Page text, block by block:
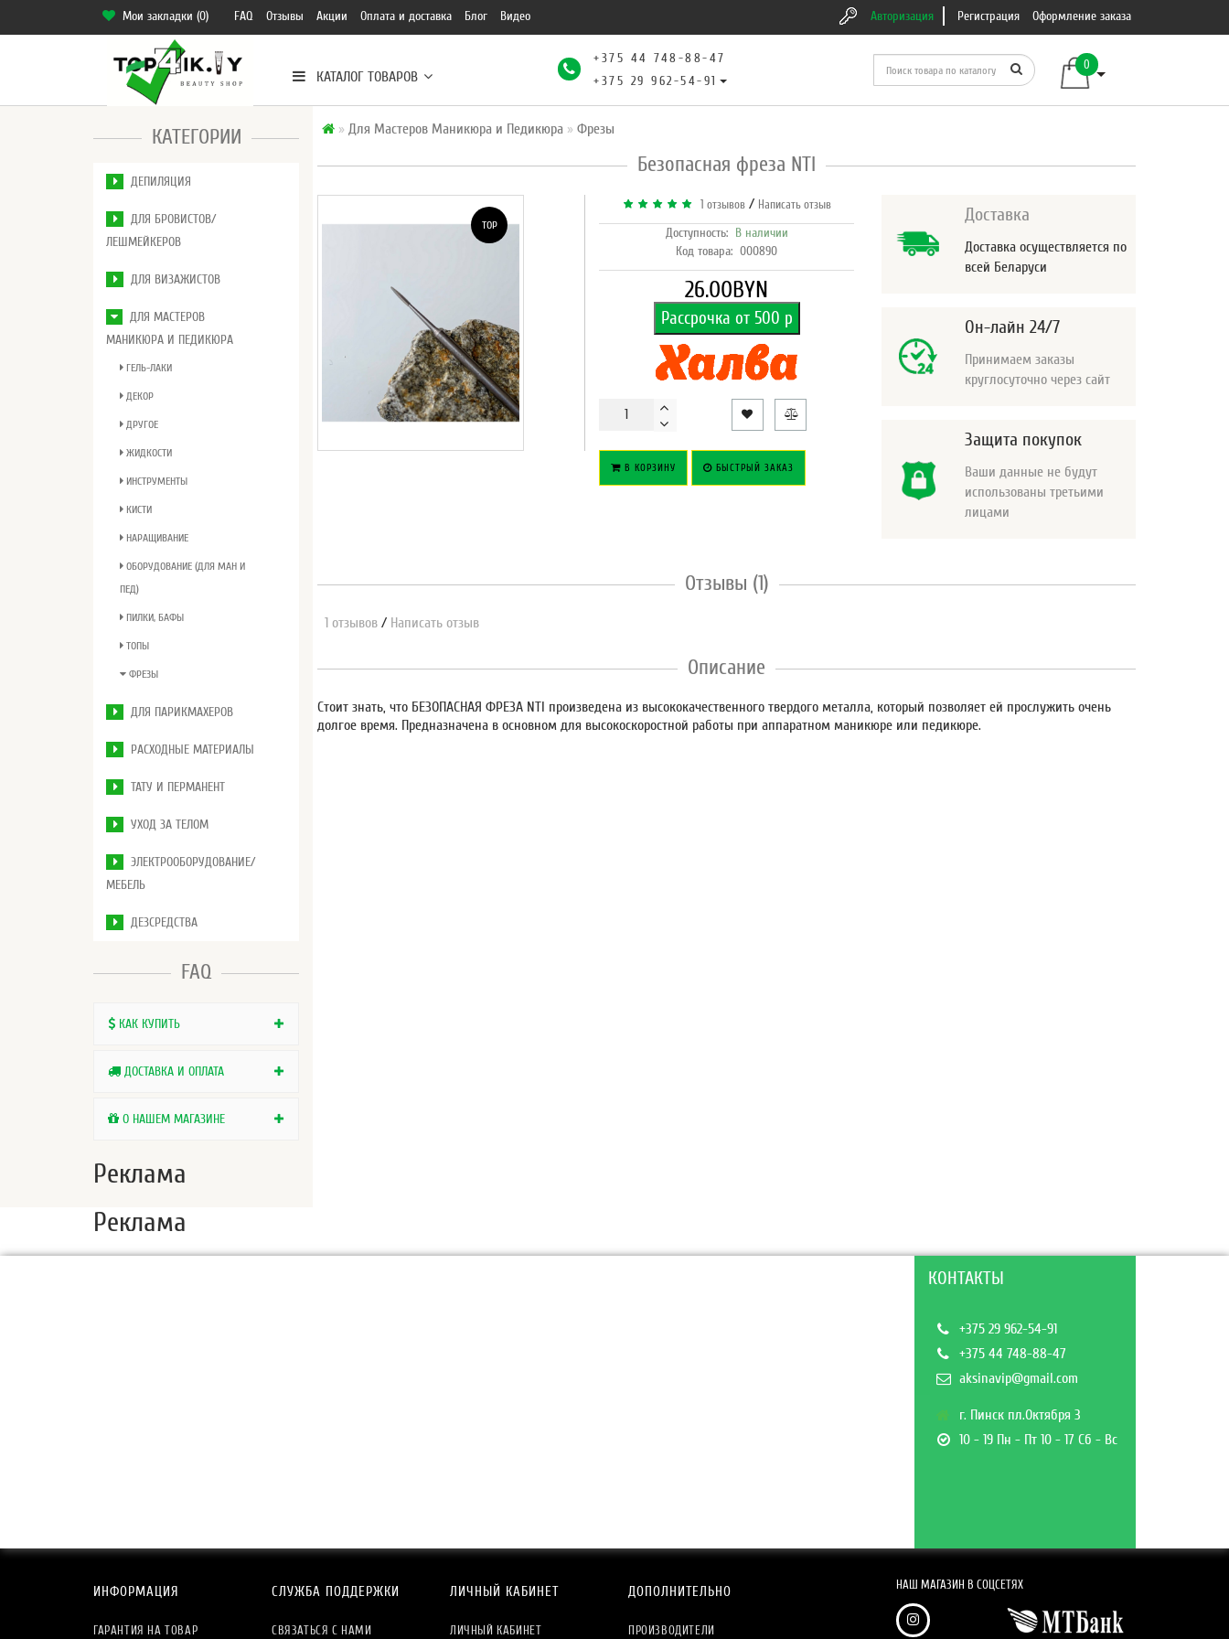
Мои закладки (0) FAQ Отзывы Акции Оплата и доставка Блог Видео Авторизация Регистрация Оформление заказа
КАТАЛОГ ТОВАРОВ
+375 44 748-88-47
+375 29 962-54-91
0
КАТЕГОРИИ
ДЕПИЛЯЦИЯ
ДЛЯ БРОВИСТОВ/
ЛЕШМЕЙКЕРОВ
ДЛЯ ВИЗАЖИСТОВ
ДЛЯ МАСТЕРОВ
МАНИКЮРА И ПЕДИКЮРА
ГЕЛЬ-ЛАКИ
ДЕКОР
ДРУГОЕ
ЖИДКОСТИ
ИНСТРУМЕНТЫ
КИСТИ
НАРАЩИВАНИЕ
ОБОРУДОВАНИЕ (ДЛЯ МАН И
ПЕД)
ПИЛКИ, БАФЫ
ТОПЫ
ФРЕЗЫ
ДЛЯ ПАРИКМАХЕРОВ
РАСХОДНЫЕ МАТЕРИАЛЫ
ТАТУ И ПЕРМАНЕНТ
УХОД ЗА ТЕЛОМ
ЭЛЕКТРООБОРУДОВАНИЕ/
МЕБЕЛЬ
ДЕЗСРЕДСТВА
FAQ
КАК КУПИТЬ
ДОСТАВКА И ОПЛАТА
О НАШЕМ МАГАЗИНЕ
Реклама
Для Мастеров Маникюра и Педикюра Фрезы
Безопасная фреза NTI
TOP
1 отзывов / Написать отзыв
Доступность: В наличии
Код товара: 000890
26.00BYN
Рассрочка от 500 р
В КОРЗИНУ БЫСТРЫЙ ЗАКАЗ
Доставка
Доставка осуществляется по
всей Беларуси
Он-лайн 24/7
Принимаем заказы
круглосуточно через сайт
Защита покупок
Ваши данные не будут
использованы третьими
лицами
Отзывы (1)
1 отзывов / Написать отзыв
Описание
Стоит знать, что БЕЗОПАСНАЯ ФРЕЗА NTI произведена из высококачественного твердого металла, который позволяет ей прослужить очень
долгое время. Предназначена в основном для высокоскоростной работы при аппаратном маникюре или педикюре.
Реклама
КОНТАКТЫ
+375 29 962-54-91
+375 44 748-88-47
aksinavip@gmail.com
г. Пинск пл.Октября 3
10 - 19 Пн - Пт 10 - 17 Сб - Вс
ИНФОРМАЦИЯ
ГАРАНТИЯ НА ТОВАР
СЛУЖБА ПОДДЕРЖКИ
СВЯЗАТЬСЯ С НАМИ
ЛИЧНЫЙ КАБИНЕТ
ЛИЧНЫЙ КАБИНЕТ
ДОПОЛНИТЕЛЬНО
ПРОИЗВОДИТЕЛИ
НАШ МАГАЗИН В СОЦСЕТЯХ